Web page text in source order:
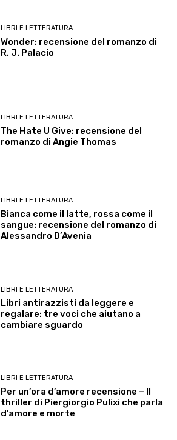
LIBRI E LETTERATURA
Wonder: recensione del romanzo di
R. J. Palacio
LIBRI E LETTERATURA
The Hate U Give: recensione del
romanzo di Angie Thomas
LIBRI E LETTERATURA
Bianca come il latte, rossa come il
sangue: recensione del romanzo di
Alessandro D’Avenia
LIBRI E LETTERATURA
Libri antirazzisti da leggere e
regalare: tre voci che aiutano a
cambiare sguardo
LIBRI E LETTERATURA
Per un’ora d’amore recensione – Il
thriller di Piergiorgio Pulixi che parla
d’amore e morte